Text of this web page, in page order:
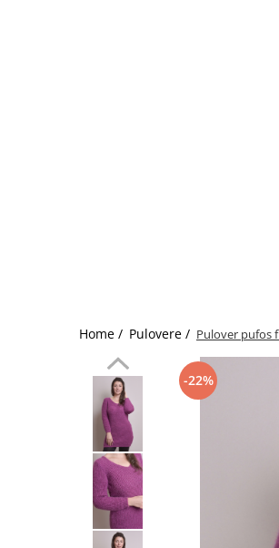
Home / Pulovere / Pulover pufos
-22%